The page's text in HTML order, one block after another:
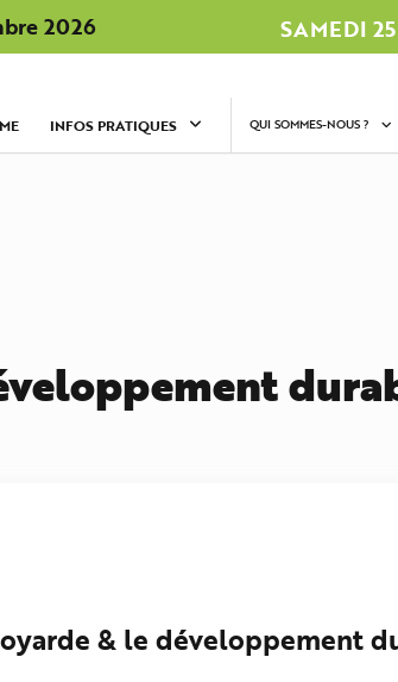
2026 SAMEDI
INFOS PRATIQUES QUI SOMMES-NOUS ?
& le développement